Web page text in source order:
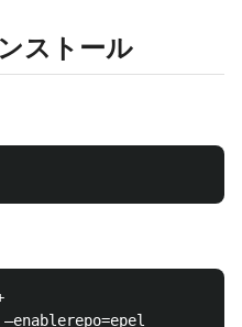
ストール